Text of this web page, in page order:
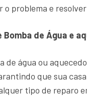
o problema e
Bomba de Água e
de água ou
que sua
tipo de reparo